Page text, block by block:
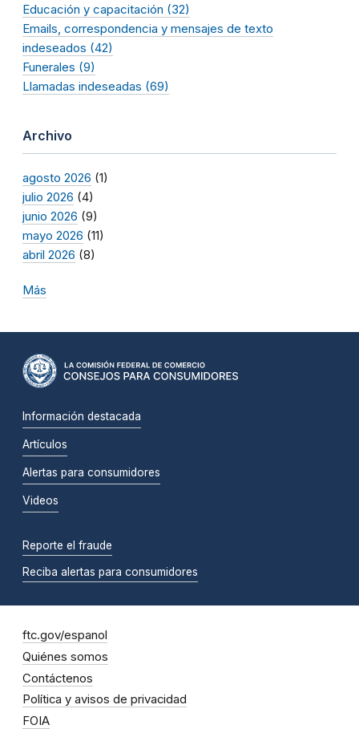
Educación y capacitación (32)
Emails, correspondencia y mensajes de texto
indeseados (42)
Funerales (9)
Llamadas indeseadas (69)
Archivo
agosto 2026 (1)
julio 2026 (4)
junio 2026 (9)
mayo 2026 (11)
abril 2026 (8)
Más
Información destacada
Artículos
Alertas para consumidores
Videos
Reporte el fraude
Reciba alertas para consumidores
ftc.gov/espanol
Quiénes somos
Contáctenos
Política y avisos de privacidad
FOIA